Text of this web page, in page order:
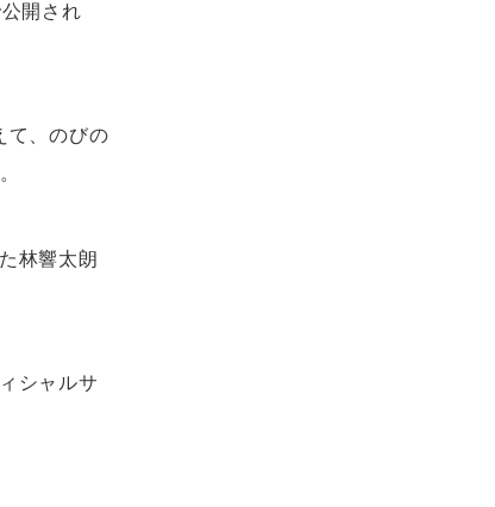
開され
て、のびの
林響太朗
シャルサ